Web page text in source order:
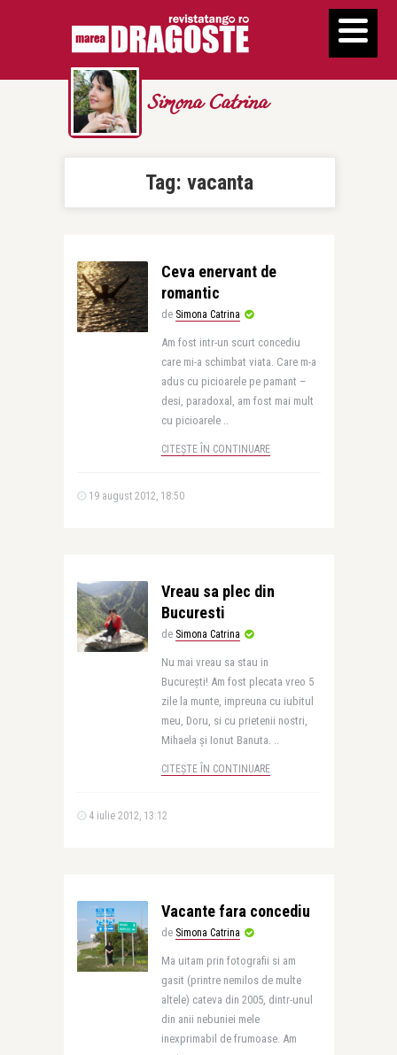
Simona Catrina
Tag: vacanta
Ceva enervant de
romantic
de Simona Catrina
Am fost intr-un scurt concediu
care mi-a schimbat viata. Care m-a
adus cu picioarele pe pamant –
desi, paradoxal, am fost mai mult
cu picioarele ..
CITEȘTE ÎN CONTINUARE
19 august 2012, 18:50
Vreau sa plec din
Bucuresti
de Simona Catrina
Nu mai vreau sa stau in
București! Am fost plecata vreo 5
zile la munte, impreuna cu iubitul
meu, Doru, si cu prietenii nostri,
Mihaela și Ionut Banuta. ..
CITEȘTE ÎN CONTINUARE
4 iulie 2012, 13:12
Vacante fara concediu
de Simona Catrina
Ma uitam prin fotografii si am
gasit (printre nemilos de multe
altele) cateva din 2005, dintr-unul
din anii nebuniei mele
inexprimabil de frumoase. Am